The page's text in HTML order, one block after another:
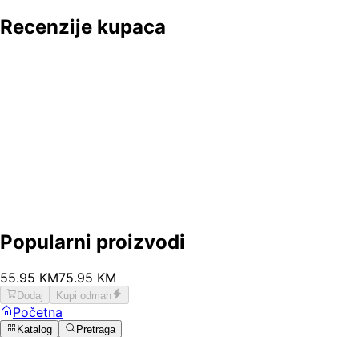
Recenzije kupaca
Popularni proizvodi
55.95 KM75.95 KM
Dodaj Kupi odmah
Početna
Katalog Pretraga